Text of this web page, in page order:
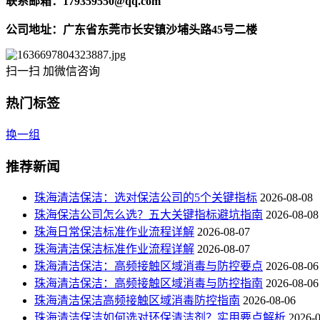
公司地址：广东省东莞市长安镇沙埔头路45号二楼
扫一扫 加微信咨询
热门标签
换一组
推荐新闻
珠海清洁保洁：选对保洁公司的5个关键指标 2026-08-08
珠海保洁公司怎么选？五大关键指标避坑指南 2026-08-08
珠海日常保洁标准作业流程详解 2026-08-07
珠海清洁保洁标准作业流程详解 2026-08-07
珠海清洁保洁：高频接触区域消毒与防控要点 2026-08-06
珠海清洁保洁：高频接触区域消毒与防控指南 2026-08-06
珠海清洁保洁高频接触区域消毒防控指南 2026-08-06